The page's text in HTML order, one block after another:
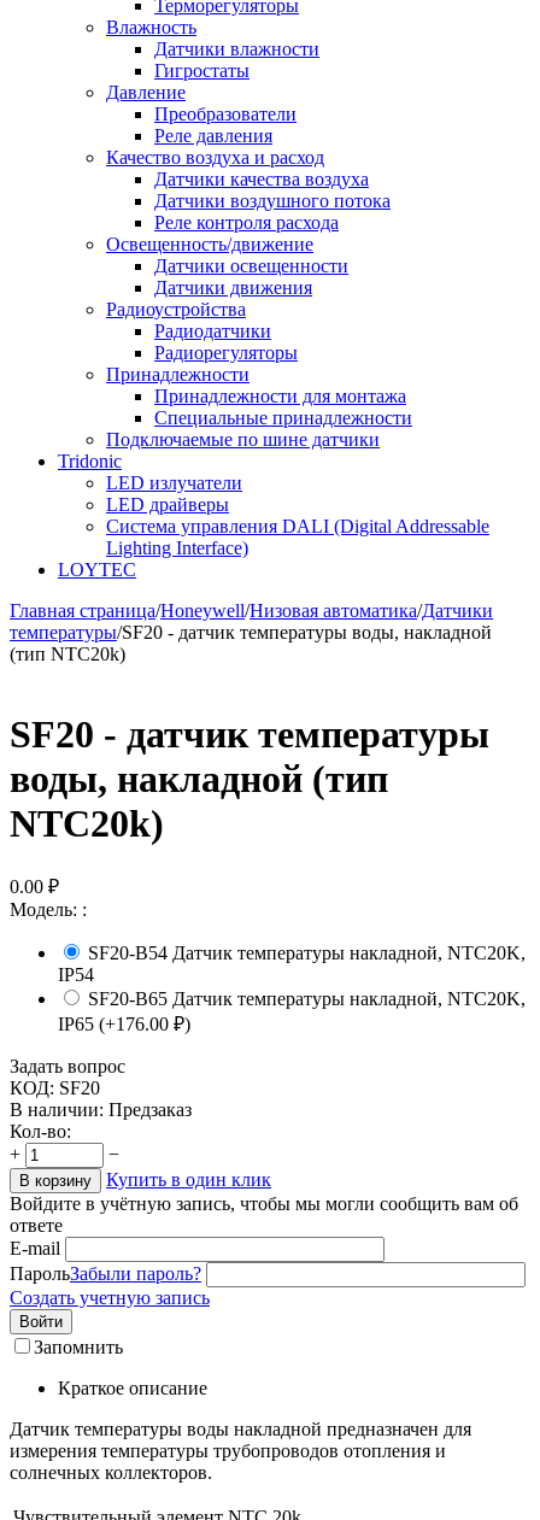
Терморегуляторы
Влажность
Датчики влажности
Гигростаты
Давление
Преобразователи
Реле давления
Качество воздуха и расход
Датчики качества воздуха
Датчики воздушного потока
Реле контроля расхода
Освещенность/движение
Датчики освещенности
Датчики движения
Радиоустройства
Радиодатчики
Радиорегуляторы
Принадлежности
Принадлежности для монтажа
Специальные принадлежности
Подключаемые по шине датчики
Tridonic
LED излучатели
LED драйверы
Система управления DALI (Digital Addressable
Lighting Interface)
LOYTEC
Главная страница/Honeywell/Низовая автоматика/Датчики
температуры/SF20 - датчик температуры воды, накладной
(тип NTC20k)
SF20 - датчик температуры
воды, накладной (тип
NTC20k)
0.00 ₽
Модель: :
SF20-B54 Датчик температуры накладной, NTC20K,
IP54
SF20-B65 Датчик температуры накладной, NTC20K,
IP65 (+176.00 ₽)
Задать вопрос
КОД: SF20
В наличии: Предзаказ
Кол-во:
+
−
В корзину
Купить в один клик
Войдите в учётную запись, чтобы мы могли сообщить вам об
ответе
E-mail
ПарольЗабыли пароль?
Создать учетную запись
Войти
Запомнить
Краткое описание
Датчик температуры воды накладной предназначен для
измерения температуры трубопроводов отопления и
солнечных коллекторов.